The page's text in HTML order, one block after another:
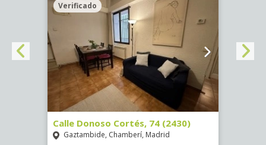
Verificado
Calle Donoso Cortés, 74 (2430)
Gaztambide, Chamberí, Madrid